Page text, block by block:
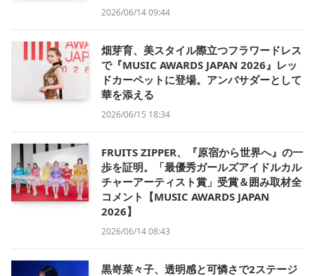
2026/06/14 09:44
畑芽育、美スタイル際立つフラワードレス
で『MUSIC AWARDS JAPAN 2026』レッ
ドカーペットに登場。アンバサダーとして
華を添える
2026/06/15 18:34
FRUITS ZIPPER、『原宿から世界へ』の一
歩を証明。「最優秀ガールズアイドルカル
チャーアーティスト賞」受賞＆囲み取材全
コメント【MUSIC AWARDS JAPAN
2026】
2026/06/14 08:43
黒嵜菜々子、透明感と可憐さで2ステージ